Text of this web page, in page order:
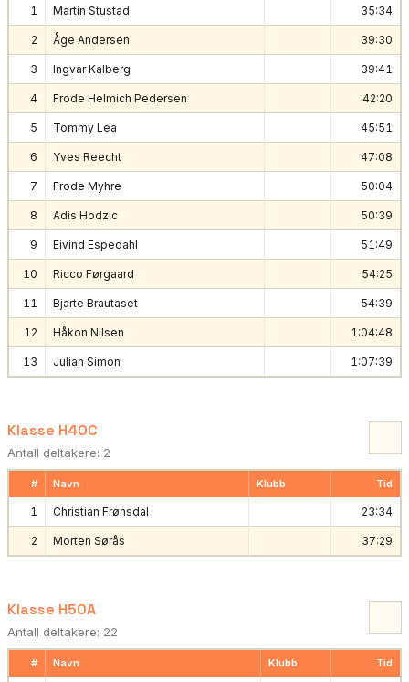
1 Martin Stustad 35:34
2 Åge Andersen 39:30
3 Ingvar Kalberg 39:41
4 Frode Helmich Pedersen 42:20
5 Tommy Lea 45:51
6 Yves Reecht 47:08
7 Frode Myhre 50:04
8 Adis Hodzic 50:39
9 Eivind Espedahl 51:49
10 Ricco Førgaard 54:25
11 Bjarte Brautaset 54:39
12 Håkon Nilsen 1:04:48
13 Julian Simon 1:07:39
Klasse H40C
Antall deltakere: 2
# Navn Klubb Tid
1 Christian Frønsdal 23:34
2 Morten Sørås 37:29
Klasse H50A
Antall deltakere: 22
# Navn Klubb Tid